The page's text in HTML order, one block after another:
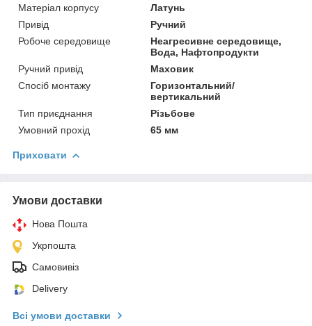
Матеріал корпусу
Латунь
Привід
Ручний
Робоче середовище
Неагресивне середовище,
Вода, Нафтопродукти
Ручний привід
Маховик
Спосіб монтажу
Горизонтальний/
вертикальний
Тип приєднання
Різьбове
Умовний прохід
65 мм
Приховати
Умови доставки
Нова Пошта
Укрпошта
Самовивіз
Delivery
Всі умови доставки